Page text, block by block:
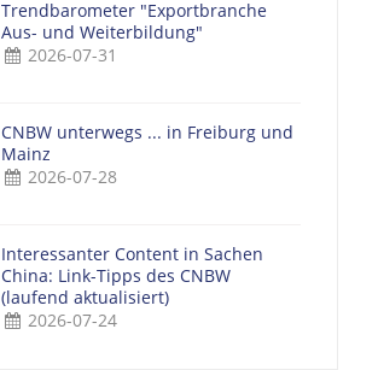
Trendbarometer "Exportbranche
Aus- und Weiterbildung"
2026-07-31
CNBW unterwegs ... in Freiburg und
Mainz
2026-07-28
Interessanter Content in Sachen
China: Link-Tipps des CNBW
(laufend aktualisiert)
2026-07-24